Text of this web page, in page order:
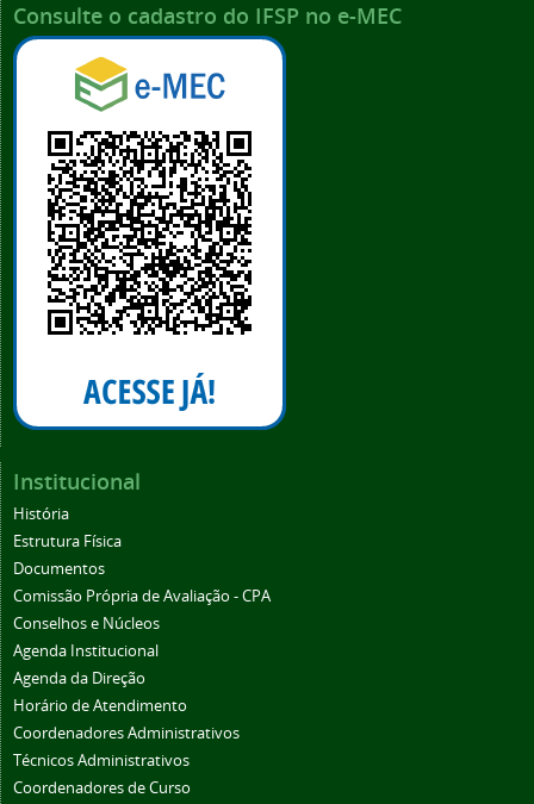
Consulte o cadastro do IFSP no e-MEC
Institucional
História
Estrutura Física
Documentos
Comissão Própria de Avaliação - CPA
Conselhos e Núcleos
Agenda Institucional
Agenda da Direção
Horário de Atendimento
Coordenadores Administrativos
Técnicos Administrativos
Coordenadores de Curso